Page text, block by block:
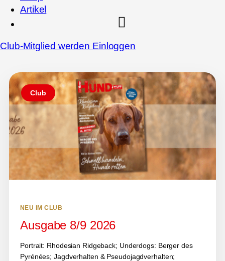
Artikel
Club-Mitglied werden Einloggen
Club
NEU IM CLUB
Ausgabe 8/9 2026
Portrait: Rhodesian Ridgeback; Underdogs: Berger des
Pyrénées; Jagdverhalten & Pseudojagdverhalten;